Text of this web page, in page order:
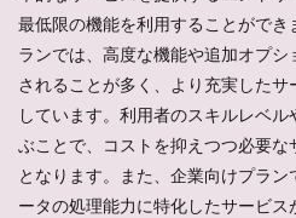
最低限の機能を利用することがで
ランでは、高度な機能や追加オプ
されることが多く、より充実した
しています。利用者のスキルレベ
ぶことで、コストを抑えつつ必要
となります。また、企業向けプラ
ータの処理能力に特化したサービ